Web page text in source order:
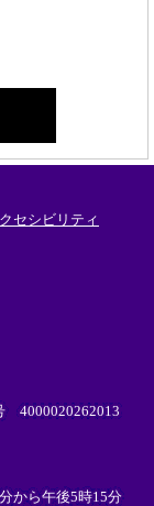
セシビリティ
4000020262013
から午後5時15分